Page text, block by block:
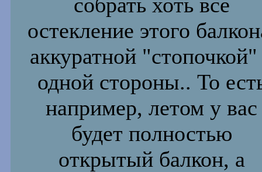
остекление этого
аккуратной "стопочкой"
одной стороны.. То
например, летом у вас
будет полностью
открытый балкон, а